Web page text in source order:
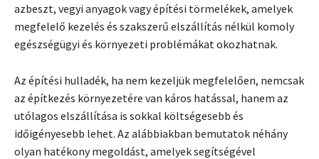
azbeszt, vegyi anyagok vagy építési törmelékek, amelyek
megfelelő kezelés és szakszerű elszállítás nélkül komoly
egészségügyi és környezeti problémákat okozhatnak.
Az építési hulladék, ha nem kezeljük megfelelően, nemcsak
az építkezés környezetére van káros hatással, hanem az
utólagos elszállítása is sokkal költségesebb és
időigényesebb lehet. Az alábbiakban bemutatok néhány
olyan hatékony megoldást, amelyek segítségével